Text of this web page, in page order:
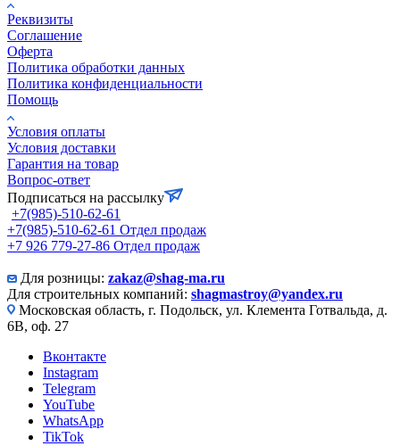
Реквизиты
Соглашение
Оферта
Политика обработки данных
Политика конфиденциальности
Помощь
Условия оплаты
Условия доставки
Гарантия на товар
Вопрос-ответ
Подписаться на рассылку
+7(985)-510-62-61
+7(985)-510-62-61 Отдел продаж
‪+7 926 779-27-86‬ Отдел продаж
Для розницы: zakaz@shag-ma.ru
Для строительных компаний: shagmastroy@yandex.ru
Московская область, г. Подольск, ул. Клемента Готвальда, д.
6В, оф. 27
Вконтакте
Instagram
Telegram
YouTube
WhatsApp
TikTok